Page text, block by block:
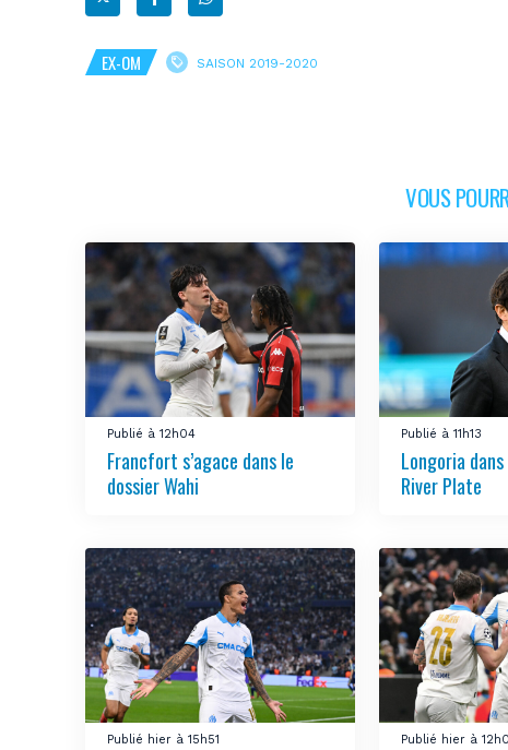
EX-OM SAISON 2019-2020
VOUS
Publié à 12h04
Francfort s’agace dans le
dossier Wahi
Publié à 11h13
Longoria
River Plate
Publié hier à 15h51 Publié hier à